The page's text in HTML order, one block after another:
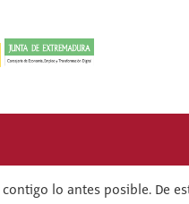
lo antes posible. De